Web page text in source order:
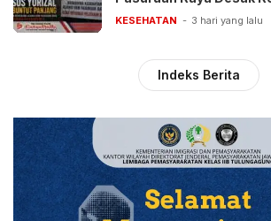
Pelayanan BPJS
KESEHATAN 3 hari yang lalu
Indeks Berita